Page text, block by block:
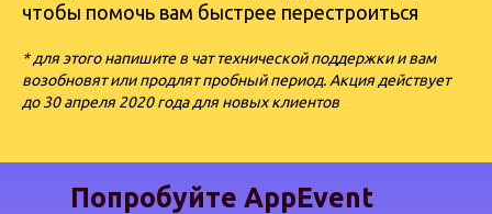
чтобы помочь вам быстрее перестроиться
* для этого напишите в чат технической поддержки и вам
возобновят или продлят пробный период. Акция действует
до 30 апреля 2020 года для новых клиентов
Попробуйте AppEvent